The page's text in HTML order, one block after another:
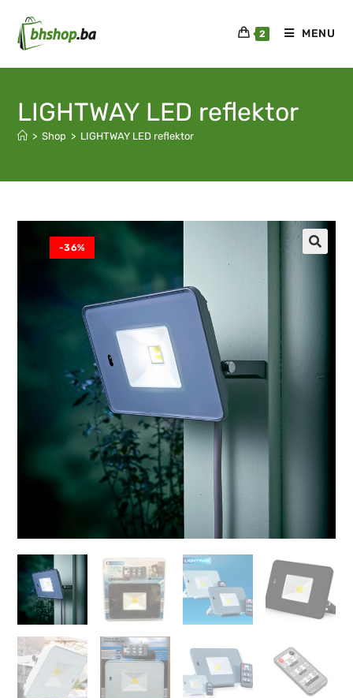
2 MENU
LIGHTWAY LED reflektor
> Shop > LIGHTWAY LED reflektor
-36%